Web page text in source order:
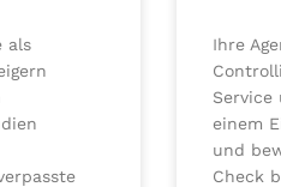
als
Ihre
Service
einem
und
Check